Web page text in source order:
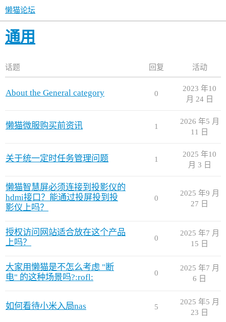
懒猫论坛
通用
话题 回复 活动
About the General category 0
2023 年10
月 24 日
懒猫微服购买前资讯 1
2026 年5 月
11 日
关于统一定时任务管理问题 1
2025 年10
月 3 日
懒猫智慧屏必须连接到投影仪的
hdmi接口？能通过投屏投到投
影仪上吗？
0
2025 年9 月
27 日
授权访问网站适合放在这个产品
上吗？
0
2025 年7 月
15 日
大家用懒猫是不怎么考虑 "断
电" 的这种场景吗?:rofl:
0
2025 年7 月
6 日
如何看待小米入局nas 5
2025 年5 月
23 日